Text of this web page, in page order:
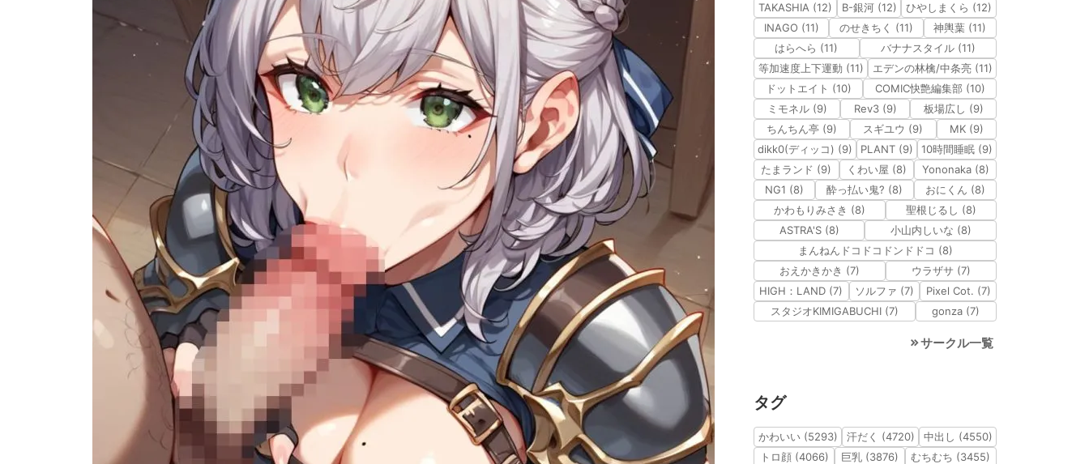
TAKASHIA (12)
B-銀河 (12)
ひやしまくら (12)
INAGO (11)
のせきちく (11)
神輿葉 (11)
はらへら (11)
バナナスタイル (11)
等加速度上下運動 (11)
エデンの林檎/中条亮 (11)
ドットエイト (10)
COMIC快艶編集部 (10)
ミモネル (9)
Rev3 (9)
板場広し (9)
ちんちん亭 (9)
スギユウ (9)
MK (9)
dikk0(ディッコ) (9)
PLANT (9)
10時間睡眠 (9)
たまランド (9)
くわい屋 (8)
Yononaka (8)
NG1 (8)
酔っ払い鬼? (8)
おにくん (8)
かわもりみさき (8)
聖根じるし (8)
ASTRA'S (8)
小山内しいな (8)
まんねんドコドコドンドドコ (8)
おえかきかき (7)
ウラザサ (7)
HIGH：LAND (7)
ソルファ (7)
Pixel Cot. (7)
スタジオKIMIGABUCHI (7)
gonza (7)
サークル一覧
タグ
かわいい (5293) 汗だく (4720)
中出し (4550)
トロ顔 (4066)
巨乳 (3876)
むちむち (3455)